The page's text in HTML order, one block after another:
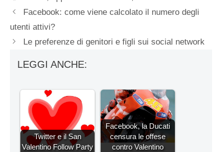
Facebook: come viene calcolato il numero degli
utenti attivi?
Le preferenze di genitori e figli sui social network
LEGGI ANCHE:
Twitter e il San
Valentino Follow Party
Facebook, la Ducati
censura le offese
contro Valentino